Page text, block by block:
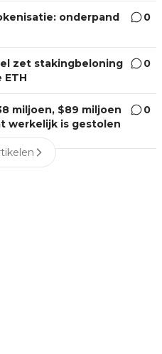
onderpand
0
zet stakingbeloning
0
miljoen, $89 miljoen
werkelijk is gestolen
0